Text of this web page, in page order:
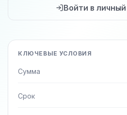
Войти в
КЛЮЧЕВЫЕ УСЛОВИЯ
Сумма
Срок